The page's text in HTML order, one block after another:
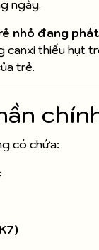
ngày.
nhỏ đang
canxi thiếu hụt
trẻ.
có chứa: